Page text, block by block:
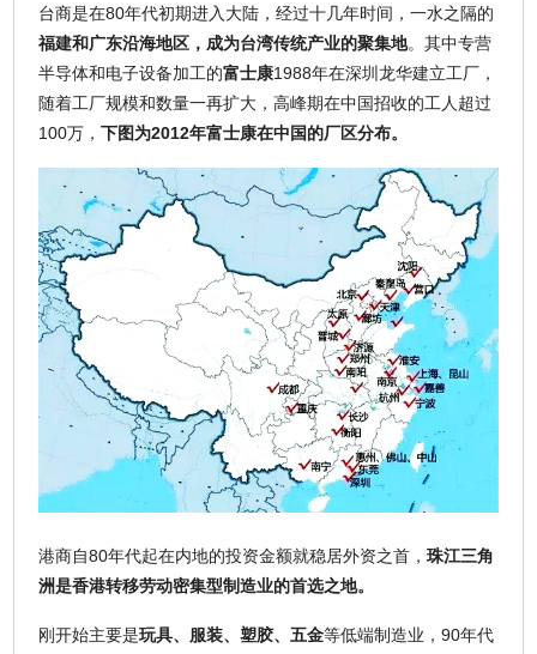
台商是在80年代初期进入大陆，经过十几年时间，一水之隔的
福建和广东沿海地区，成为台湾传统产业的聚集地。其中专营
半导体和电子设备加工的富士康1988年在深圳龙华建立工厂，
随着工厂规模和数量一再扩大，高峰期在中国招收的工人超过
100万，下图为2012年富士康在中国的厂区分布。
港商自80年代起在内地的投资金额就稳居外资之首，珠江三角
洲是香港转移劳动密集型制造业的首选之地。
刚开始主要是玩具、服装、塑胶、五金等低端制造业，90年代